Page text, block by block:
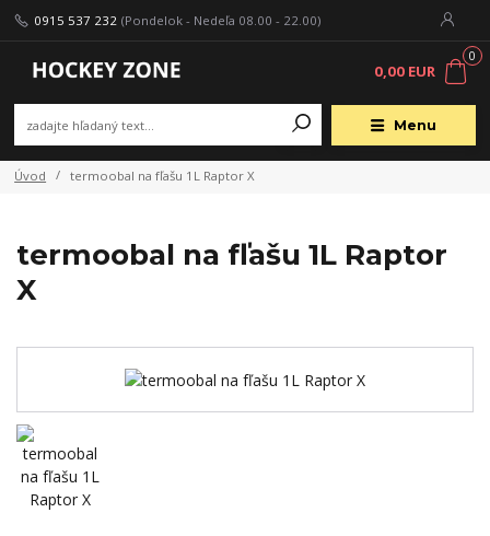
Menu
0915 537 232 (Pondelok - Nedeľa 08.00 - 22.00)
0
0,00 EUR
Úvod termoobal na fľašu 1L Raptor X
termoobal na fľašu 1L Raptor
X